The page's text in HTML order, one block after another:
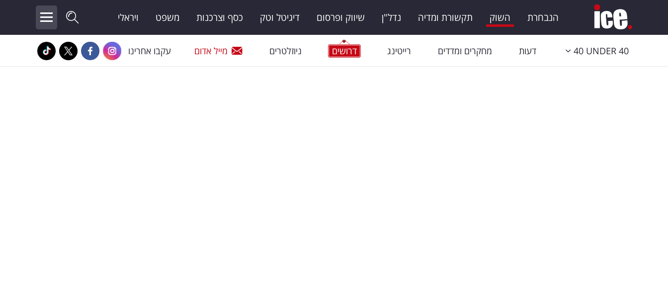
הנבחרת השוק תקשורת ומדיה נדל"ן שיווק ופרסום דיגיטל וטק כסף וצרכנות משפט ויראלי
40 UNDER 40 דעות מחקרים ומדדים רייטינג דרושים ניוזלטרים מייל אדום עקבו אחרינו